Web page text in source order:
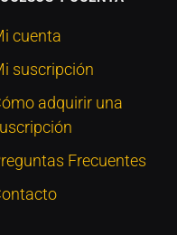
cuenta
suscripción
adquirir una
Frecuentes